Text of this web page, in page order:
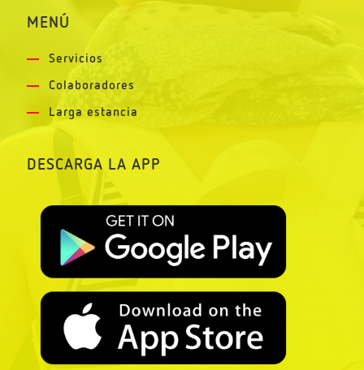
MENÚ
Servicios
Colaboradores
Larga estancia
DESCARGA LA APP